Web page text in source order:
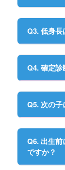
Q3. 低身長
Q4. 確定診
Q5. 次の子
Q6. 出生
ですか？